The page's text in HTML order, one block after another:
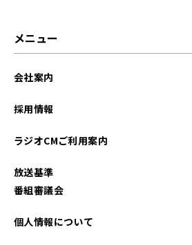
メニュー
会社案内
採用情報
ラジオCMご利用案内
放送基準
番組審議会
個人情報について